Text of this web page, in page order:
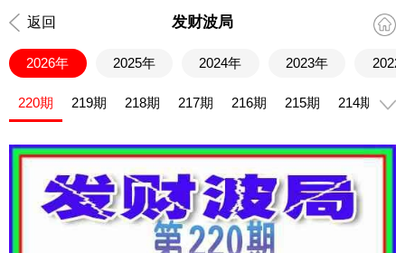
返回 发财波局
2026年 2025年 2024年 2023年 2022
220期 219期 218期 217期 216期 215期 214期